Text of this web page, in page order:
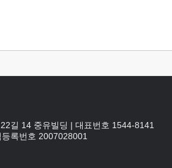
길 14 중유빌딩 | 대표번호 1544-8141
록번호 2007028001